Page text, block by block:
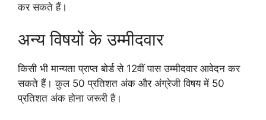
कर सकते हैं।
अन्य विषयों के उम्मीदवार
किसी भी मान्यता प्राप्त बोर्ड से 12वीं पास उम्मीदवार आवेदन कर
सकते हैं। कुल 50 प्रतिशत अंक और अंग्रेजी विषय में 50
प्रतिशत अंक होना जरूरी है।